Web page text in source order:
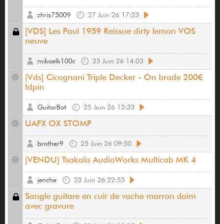
27 Juin 26 17:23
chris75009
[VDS] Les Paul 1959 Reissue dirty lemon VOS
neuve
25 Juin 26 14:03
mikaelk100c
[Vds] Cicognani Triple Decker - On brade 200€
fdpin
25 Juin 26 12:33
GuitarBot
UAFX OX STOMP
25 Juin 26 09:50
brother9
[VENDU] Tsakalis AudioWorks Multicab MK 4
23 Juin 26 22:55
jenche
Sangle guitare en cuir de vache marron daim
avec gravure